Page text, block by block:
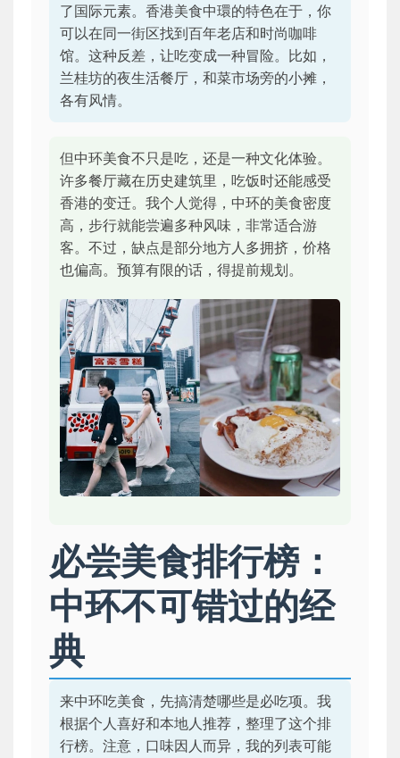
了国际元素。香港美食中環的特色在于，你
可以在同一街区找到百年老店和时尚咖啡
馆。这种反差，让吃变成一种冒险。比如，
兰桂坊的夜生活餐厅，和菜市场旁的小摊，
各有风情。
但中环美食不只是吃，还是一种文化体验。
许多餐厅藏在历史建筑里，吃饭时还能感受
香港的变迁。我个人觉得，中环的美食密度
高，步行就能尝遍多种风味，非常适合游
客。不过，缺点是部分地方人多拥挤，价格
也偏高。预算有限的话，得提前规划。
必尝美食排行榜：
中环不可错过的经
典
来中环吃美食，先搞清楚哪些是必吃项。我
根据个人喜好和本地人推荐，整理了这个排
行榜。注意，口味因人而异，我的列表可能